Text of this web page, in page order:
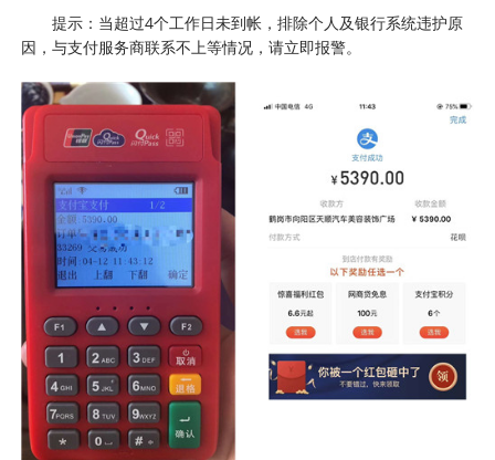
提示：当超过4个工作日未到帐，排除个人及银行系统违护原
因，与支付服务商联系不上等情况，请立即报警。